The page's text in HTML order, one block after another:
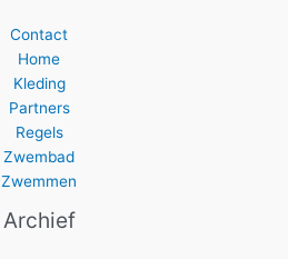
Contact
Home
Kleding
Partners
Regels
Zwembad
Zwemmen
Archief